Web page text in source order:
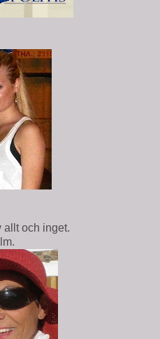
allt och inget.